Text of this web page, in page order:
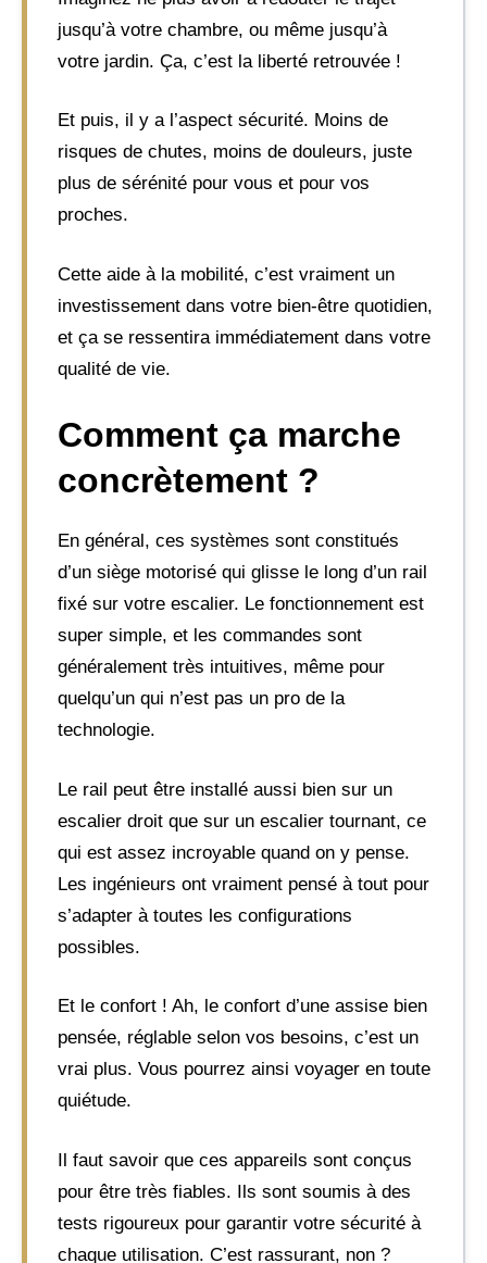
jusqu’à votre chambre, ou même jusqu’à
votre jardin. Ça, c’est la liberté retrouvée !
Et puis, il y a l’aspect sécurité. Moins de
risques de chutes, moins de douleurs, juste
plus de sérénité pour vous et pour vos
proches.
Cette aide à la mobilité, c’est vraiment un
investissement dans votre bien-être quotidien,
et ça se ressentira immédiatement dans votre
qualité de vie.
Comment ça marche
concrètement ?
En général, ces systèmes sont constitués
d’un siège motorisé qui glisse le long d’un rail
fixé sur votre escalier. Le fonctionnement est
super simple, et les commandes sont
généralement très intuitives, même pour
quelqu’un qui n’est pas un pro de la
technologie.
Le rail peut être installé aussi bien sur un
escalier droit que sur un escalier tournant, ce
qui est assez incroyable quand on y pense.
Les ingénieurs ont vraiment pensé à tout pour
s’adapter à toutes les configurations
possibles.
Et le confort ! Ah, le confort d’une assise bien
pensée, réglable selon vos besoins, c’est un
vrai plus. Vous pourrez ainsi voyager en toute
quiétude.
Il faut savoir que ces appareils sont conçus
pour être très fiables. Ils sont soumis à des
tests rigoureux pour garantir votre sécurité à
chaque utilisation. C’est rassurant, non ?